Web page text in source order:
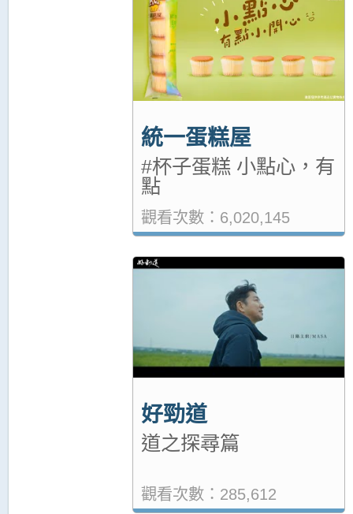
統一蛋糕屋
#杯子蛋糕 小點心，有
點
觀看次數：6,020,145
好勁道
道之探尋篇
觀看次數：285,612